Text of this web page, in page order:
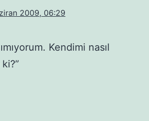
2009, 06:29
Kendimi nasıl